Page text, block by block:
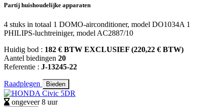
Partij huishoudelijke apparaten
4 stuks in totaal 1 DOMO-airconditioner, model DO1034A 1
PHILIPS-luchtreiniger, model AC2887/10
Huidig bod : 182 € BTW EXCLUSIEF (220,22 € BTW)
Aantel biedingen 20
Referentie : J-13245-22
Raadplegen Bieden
ongeveer 8 uur